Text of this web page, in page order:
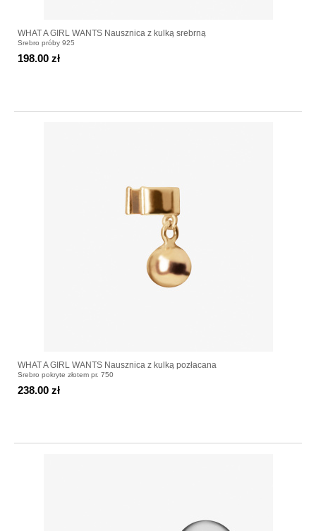
WHAT A GIRL WANTS Nausznica z kulką srebrną
Srebro próby 925
198.00 zł
WHAT A GIRL WANTS Nausznica z kulką pozłacana
Srebro pokryte złotem pr. 750
238.00 zł